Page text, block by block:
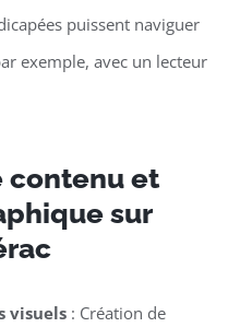
puissent naviguer
exemple, avec un lecteur
contenu et
sur
visuels: Création de